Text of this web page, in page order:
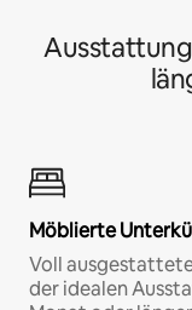
Möblierte
Voll
der idealen